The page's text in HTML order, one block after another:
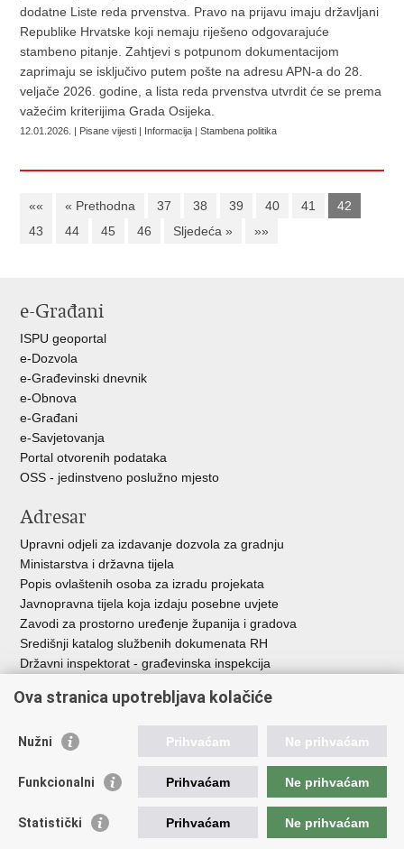
dodatne Liste reda prvenstva. Pravo na prijavu imaju državljani
Republike Hrvatske koji nemaju riješeno odgovarajuće
stambeno pitanje. Zahtjevi s potpunom dokumentacijom
zaprimaju se isključivo putem pošte na adresu APN-a do 28.
veljače 2026. godine, a lista reda prvenstva utvrdit će se prema
važećim kriterijima Grada Osijeka.
12.01.2026. | Pisane vijesti | Informacija | Stambena politika
«« « Prethodna 37 38 39 40 41
42
43
44 45 46 Sljedeća » »»
e-Građani
ISPU geoportal
e-Dozvola
e-Građevinski dnevnik
e-Obnova
e-Građani
e-Savjetovanja
Portal otvorenih podataka
OSS - jedinstveno poslužno mjesto
Adresar
Upravni odjeli za izdavanje dozvola za gradnju
Ministarstva i državna tijela
Popis ovlaštenih osoba za izradu projekata
Javnopravna tijela koja izdaju posebne uvjete
Zavodi za prostorno uređenje županija i gradova
Središnji katalog službenih dokumenata RH
Državni inspektorat - građevinska inspekcija
Vlada Republike Hrvatske
Agencija za pravni promet i posredovanje nekretninama
Fond za zaštitu okoliša i energetsku učinkovitost
Ova stranica upotrebljava kolačiće
Nužni Prihvaćam Ne prihvaćam
Funkcionalni Prihvaćam Ne prihvaćam
Statistički Prihvaćam Ne prihvaćam